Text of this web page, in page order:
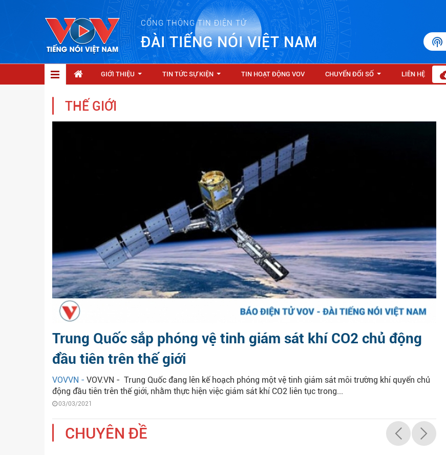
CỔNG THÔNG TIN ĐIỆN TỬ
ĐÀI TIẾNG NÓI VIỆT NAM
GIỚI THIỆU TIN TỨC SỰ KIỆN TIN HOẠT ĐỘNG VOV CHUYỂN ĐỔI SỐ LIÊN HỆ
THẾ GIỚI
Trung Quốc sắp phóng vệ tinh giám sát khí CO2 chủ động
đầu tiên trên thế giới
VOVVN - VOV.VN - Trung Quốc đang lên kế hoạch phóng một vệ tinh giám sát môi trường khí quyển chủ
động đầu tiên trên thế giới, nhằm thực hiện việc giám sát khí CO2 liên tục trong...
03/03/2021
CHUYÊN ĐỀ